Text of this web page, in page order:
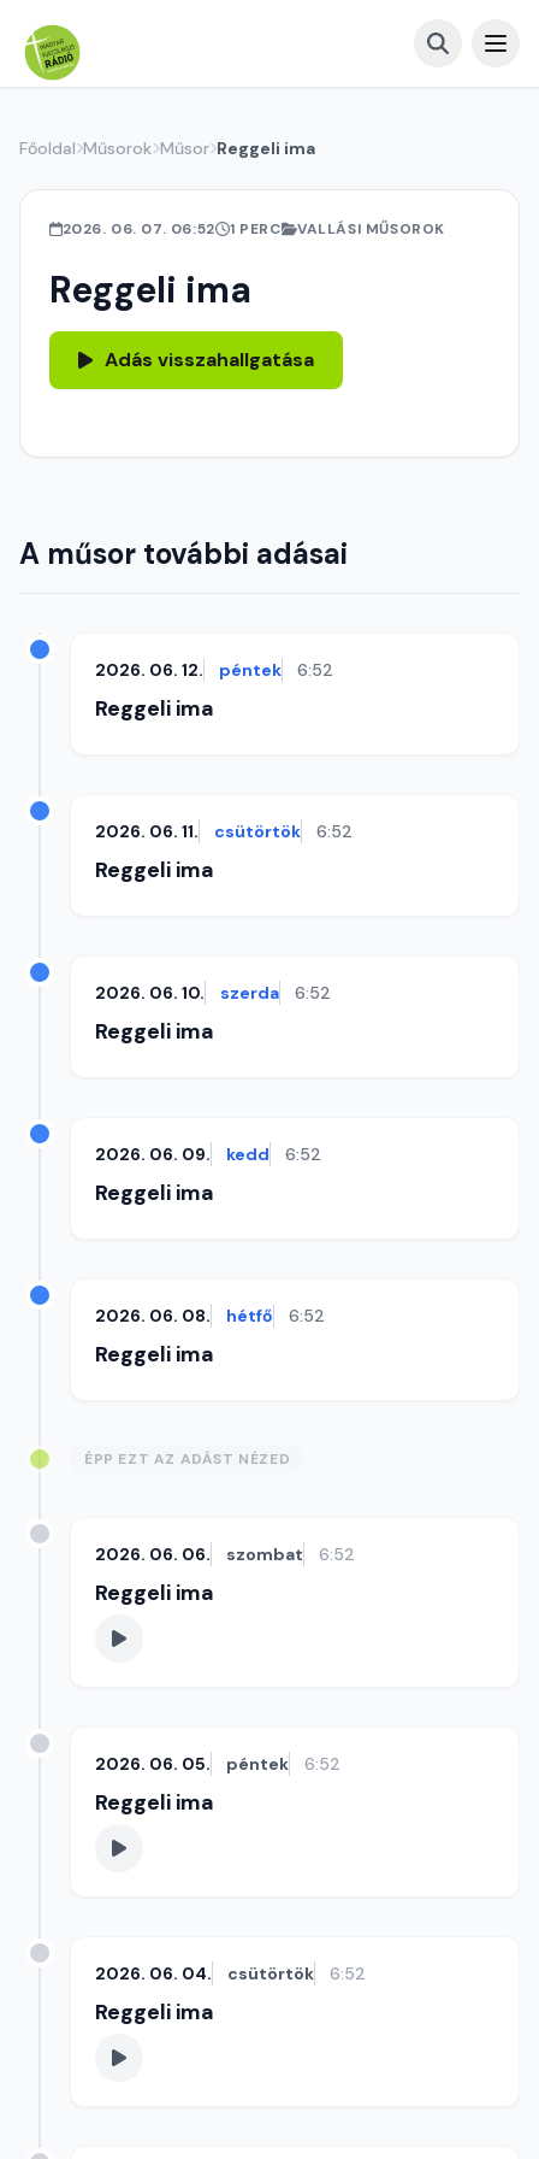
Főoldal Műsorok Műsor Reggeli ima
2026. 06. 07. 06:52 1 PERC VALLÁSI MŰSOROK
Reggeli ima
Adás visszahallgatása
A műsor további adásai
2026. 06. 12. péntek 6:52
Reggeli ima
2026. 06. 11. csütörtök 6:52
Reggeli ima
2026. 06. 10. szerda 6:52
Reggeli ima
2026. 06. 09. kedd 6:52
Reggeli ima
2026. 06. 08. hétfő 6:52
Reggeli ima
ÉPP EZT AZ ADÁST NÉZED
2026. 06. 06. szombat 6:52
Reggeli ima
2026. 06. 05. péntek 6:52
Reggeli ima
2026. 06. 04. csütörtök 6:52
Reggeli ima